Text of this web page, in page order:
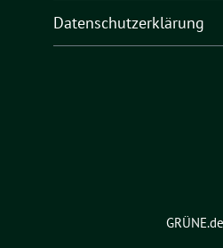
Datenschutzerklärung
GRÜNE.de